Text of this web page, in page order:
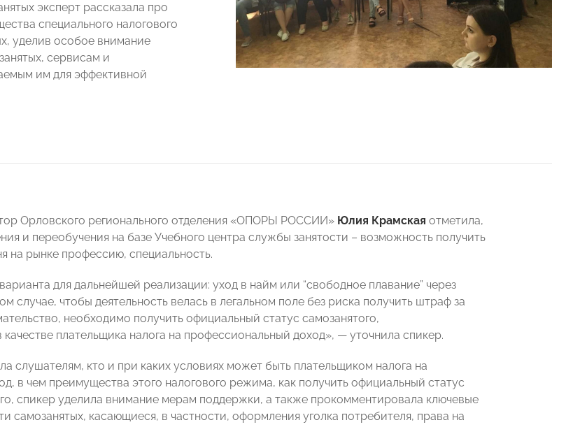
эксперт рассказала про
специального налогового
уделив особое внимание
сервисам и
им для эффективной
Орловского регионального отделения «ОПОРЫ РОССИИ» Юлия Крамская отметила,
и переобучения на базе Учебного центра службы занятости – возможность получить
на рынке профессию, специальность.
для дальнейшей реализации: уход в найм или “свободное плавание” через
случае, чтобы деятельность велась в легальном поле без риска получить штраф за
необходимо получить официальный статус самозанятого,
плательщика налога на профессиональный доход», — уточнила спикер.
слушателям, кто и при каких условиях может быть плательщиком налога на
в чем преимущества этого налогового режима, как получить официальный статус
спикер уделила внимание мерам поддержки, а также прокомментировала ключевые
самозанятых, касающиеся, в частности, оформления уголка потребителя, права на